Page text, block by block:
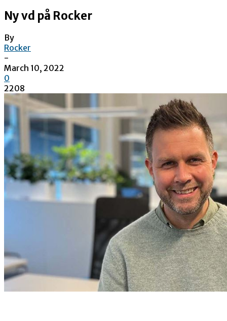
Ny vd på Rocker
By
Rocker
-
March 10, 2022
0
2208